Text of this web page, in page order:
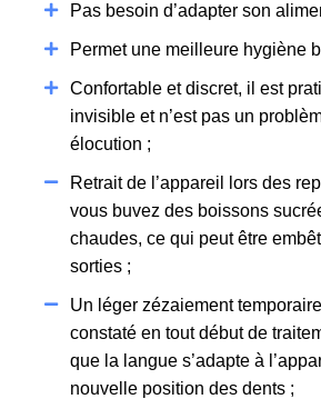
Pas besoin d’adapter son
Permet une meilleure hygiène
Confortable et discret, il est
invisible et n’est pas un
élocution ;
Retrait de l’appareil lors des
vous buvez des boissons
chaudes, ce qui peut être
sorties ;
Un léger zézaiement
constaté en tout début de
que la langue s’adapte à
nouvelle position des dents ;